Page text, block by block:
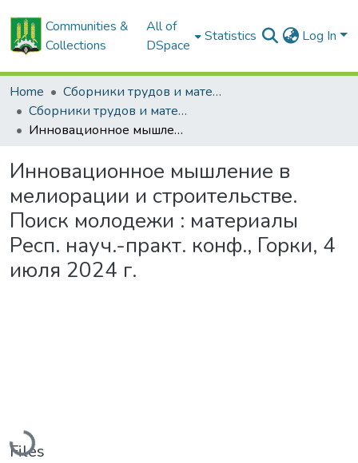
Communities &
Collections
All of
DSpace
Statistics Log In
Home
Сборники трудов и материалов конференций
Сборники трудов и материалы конференций студентов
Инновационное мышление в мелиорации и строительстве. Поиск молодежи : материалы Респ. науч.-практ. конф., Горки, 4 июля 2024 г.
Инновационное мышление в
мелиорации и строительстве.
Поиск молодежи : материалы
Респ. науч.-практ. конф., Горки, 4
июля 2024 г.
Loading...
Files